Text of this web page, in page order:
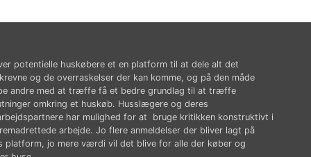
potentielle huskøbere et en platform til at dele alt det
og de overraskelser der kan komme, og på den måde
andre med at træffe få et bedre grundlag til at træffe
omkring et huskøb. Husslægere og deres
har mulighed for at bruge kritikken konstruktivt i
arbejde. Jo flere anmeldelser der bliver lagt på
platform, jo mere værdi vil det blive for alle der køber og